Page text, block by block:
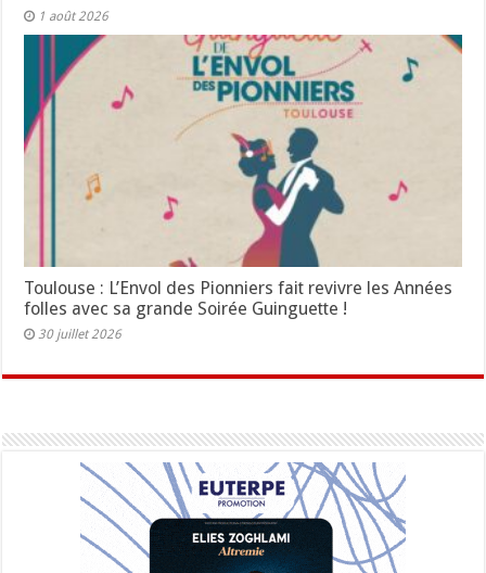
1 août 2026
Toulouse : L’Envol des Pionniers fait revivre les Années
folles avec sa grande Soirée Guinguette !
30 juillet 2026